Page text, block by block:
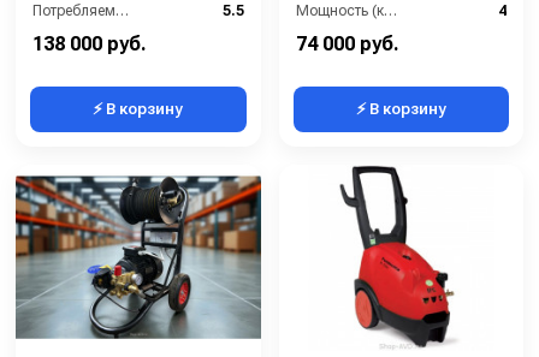
Потребляемая мощность (кВт):
5.5
138 000 руб.
⚡ В корзину
Мощность (кВт):
4
74 000 руб.
⚡ В корзину